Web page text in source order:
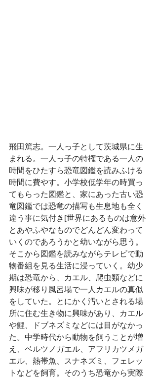
飛田篤志。一人っ子として茨城県に生
まれる。一人っ子の特権である一人の
時間をひたすら恐竜図鑑を読みふける
時間に費やす。小学校低学年の時買っ
てもらった図鑑と、家にあった古い恐
竜図鑑では恐竜の描写も生息地も全く
違う事に気付き[世界にあるものは意外
とあやふやなものでどんどん変わって
いくのであろうかと幼いながら思う。
そこから図鑑を読みながらテレビで動
物番組を見る生活に浸っていく。幼少
期は恐竜から、カエル、爬虫類などに
興味が移り風呂場で一人カエルの真似
をしていた。とにかく汚いとされる場
所に住む生き物に興味があり、カエル
や鯉、ドブネズミなどには目がなかっ
た。中学時代から動物を飼うことが増
え、ベルツノガエル、アフリカツメガ
エル、熱帯魚、スナネズミ、フェレッ
トなどを飼育。そのうち恐竜から実際